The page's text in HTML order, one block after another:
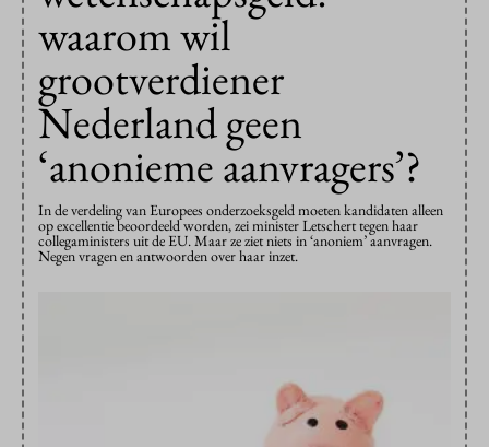
waarom wil
grootverdiener
Nederland geen
‘anonieme aanvragers’?
In de verdeling van Europees onderzoeksgeld moeten kandidaten alleen
op excellentie beoordeeld worden, zei minister Letschert tegen haar
collegaministers uit de EU. Maar ze ziet niets in ‘anoniem’ aanvragen.
Negen vragen en antwoorden over haar inzet.